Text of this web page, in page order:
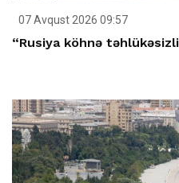
07 Avqust 2026 09:57
“Rusiya köhnə